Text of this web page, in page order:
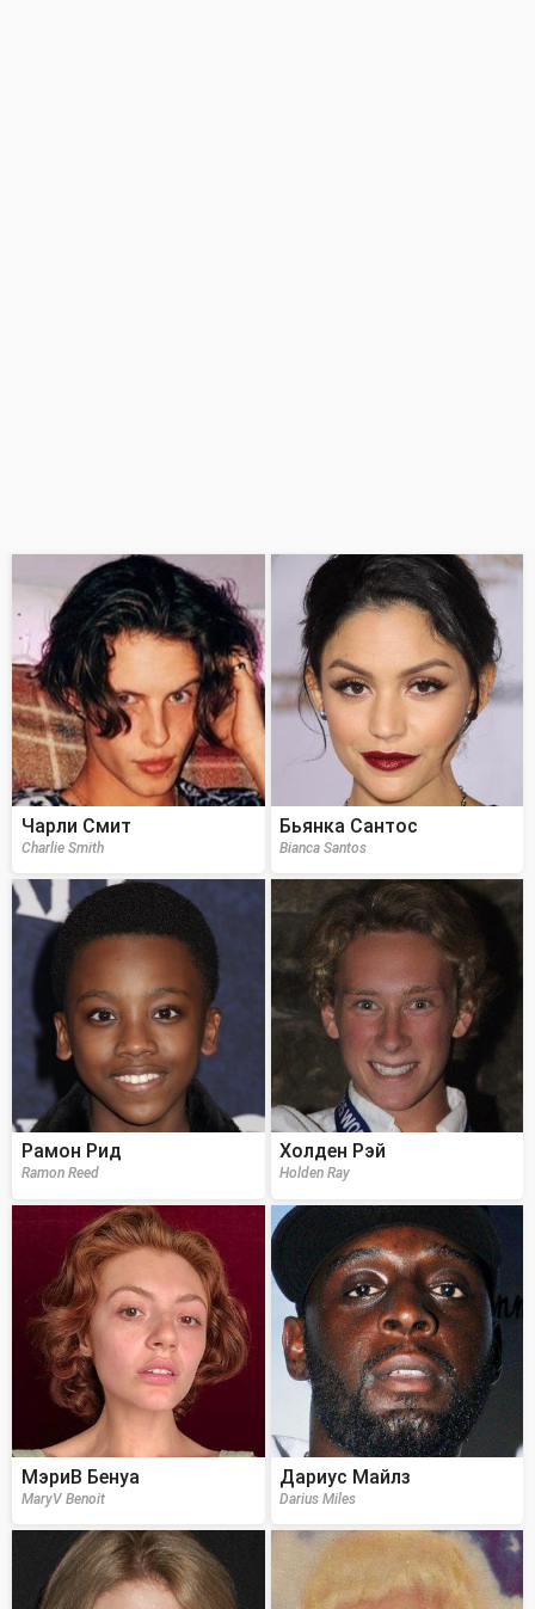
Чарли Смит
Charlie Smith
Бьянка Сантос
Bianca Santos
Рамон Рид
Ramon Reed
Холден Рэй
Holden Ray
МэриВ Бенуа
MaryV Benoit
Дариус Майлз
Darius Miles